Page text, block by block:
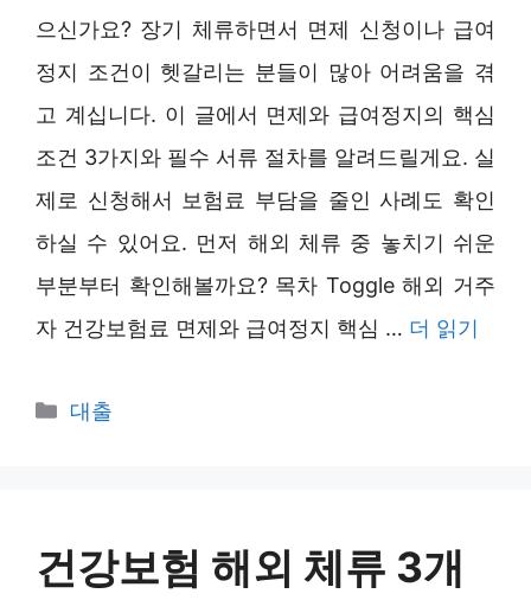
으신가요? 장기 체류하면서 면제 신청이나 급여
정지 조건이 헷갈리는 분들이 많아 어려움을 겪
고 계십니다. 이 글에서 면제와 급여정지의 핵심
조건 3가지와 필수 서류 절차를 알려드릴게요. 실
제로 신청해서 보험료 부담을 줄인 사례도 확인
하실 수 있어요. 먼저 해외 체류 중 놓치기 쉬운
부분부터 확인해볼까요? 목차 Toggle 해외 거주
자 건강보험료 면제와 급여정지 핵심 … 더 읽기
카
대출
건강보험 해외 체류 3개